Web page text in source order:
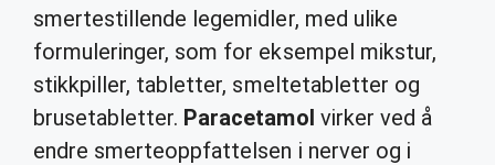
smertestillende legemidler, med ulike
formuleringer, som for eksempel mikstur,
stikkpiller, tabletter, smeltetabletter og
brusetabletter. Paracetamol virker ved å
endre smerteoppfattelsen i nerver og i